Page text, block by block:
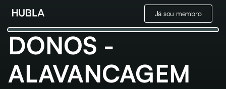
Já sou membro
DONOS -
ALAVANCAGEM